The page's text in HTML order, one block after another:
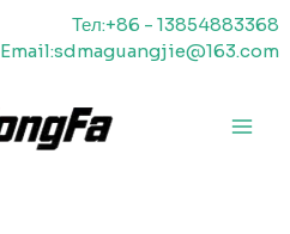
Тел:+86 - 13854883368
Email:sdmaguangjie@163.com